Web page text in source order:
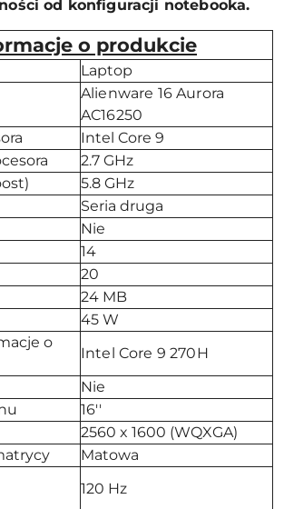
od konfiguracji notebooka.
o produkcie
Laptop
Alienware 16 Aurora
AC16250
Intel Core 9
2.7 GHz
5.8 GHz
Seria druga
Nie
14
20
24 MB
45 W
o
Intel Core 9 270H
Nie
16''
2560 x 1600 (WQXGA)
Matowa
120 Hz